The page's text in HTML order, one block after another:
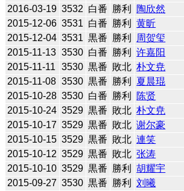
2016-03-19 3532 白番 勝利 陶欣然
2015-12-06 3531 白番 勝利 黄昕
2015-12-04 3531 黒番 勝利 周贺玺
2015-11-13 3530 白番 勝利 许嘉阳
2015-11-11
3530 黒番 敗北 朴文尭
2015-11-08 3530 黒番 勝利 夏晨琨
2015-10-28 3530 白番 勝利 陈贤
2015-10-24 3529 黒番 敗北 朴文尭
2015-10-17 3529 黒番 敗北 谢尔豪
2015-10-15 3529 黒番 敗北 連笑
2015-10-12 3529 黒番 敗北 张涛
2015-10-10 3529 黒番 勝利 胡耀宇
2015-09-27 3530 黒番 勝利 刘曦